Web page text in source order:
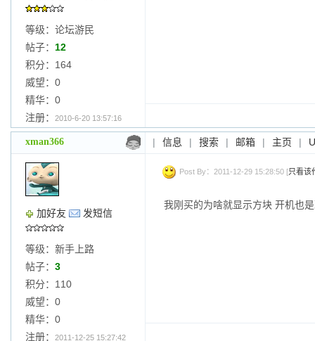
等级：论坛游民
帖子： 12
积分：164
威望：0
精华：0
注册：
2010-6-20 13:57:16
xman366 | 信息 | 搜索 | 邮箱 | 主页 |
加好友 发短信
等级：新手上路
帖子： 3
积分：110
威望：0
精华：0
注册：
2011-12-25 15:27:42
Post By：2011-12-29 15:28:50 [只看该
我刚买的为啥就显示方块 开机也